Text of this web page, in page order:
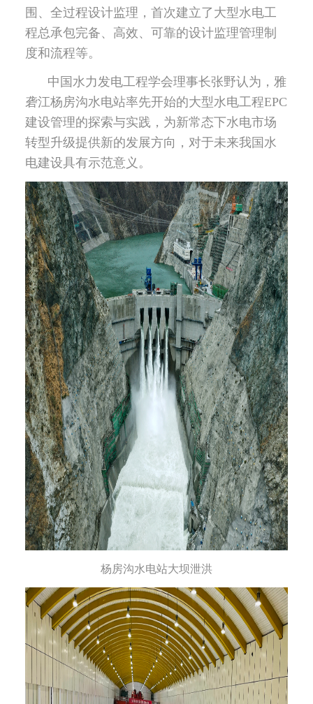
围、全过程设计监理，首次建立了大型水电工
程总承包完备、高效、可靠的设计监理管理制
度和流程等。
中国水力发电工程学会理事长张野认为，雅
砻江杨房沟水电站率先开始的大型水电工程EPC
建设管理的探索与实践，为新常态下水电市场
转型升级提供新的发展方向，对于未来我国水
电建设具有示范意义。
杨房沟水电站大坝泄洪